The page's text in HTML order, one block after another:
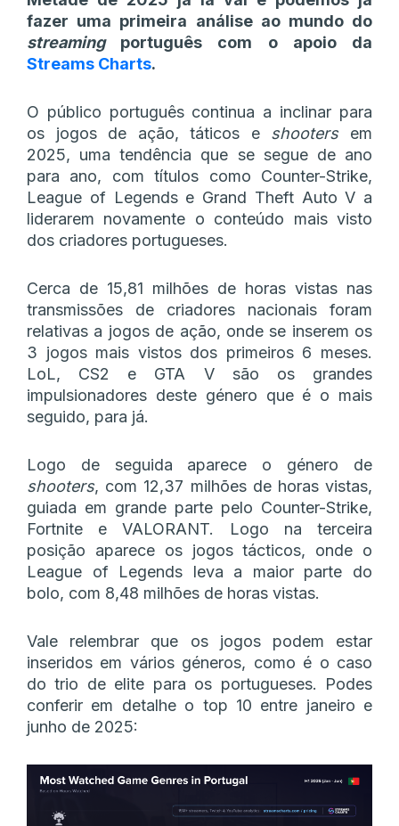
fazer uma primeira análise ao mundo do
streamingportuguês com o apoio da
Streams Charts.
O público português continua a inclinar para
os jogos de ação, táticos e shootersem
2025, uma tendência que se segue de ano
para ano, com títulos como Counter-Strike,
League of Legends e Grand Theft Auto V a
liderarem novamente o conteúdo mais visto
dos criadores portugueses.
Cerca de 15,81 milhões de horas vistas nas
transmissões de criadores nacionais foram
relativas a jogos de ação, onde se inserem os
3 jogos mais vistos dos primeiros 6 meses.
LoL, CS2 e GTA V são os grandes
impulsionadores deste género que é o mais
seguido, para já.
Logo de seguida aparece o género de
shooters, com 12,37 milhões de horas vistas,
guiada em grande parte pelo Counter-Strike,
Fortnite e VALORANT. Logo na terceira
posição aparece os jogos tácticos, onde o
League of Legends leva a maior parte do
bolo, com 8,48 milhões de horas vistas.
Vale relembrar que os jogos podem estar
inseridos em vários géneros, como é o caso
do trio de elite para os portugueses. Podes
conferir em detalhe o top 10 entre janeiro e
junho de 2025: